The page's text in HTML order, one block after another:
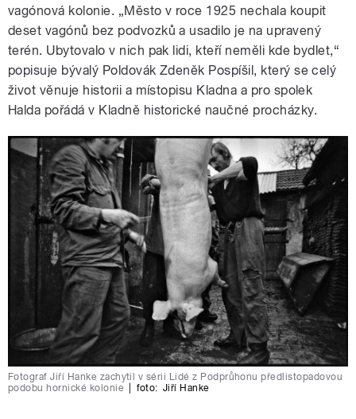
vagónová kolonie. „Město v roce 1925 nechala koupit
deset vagónů bez podvozků a usadilo je na upravený
terén. Ubytovalo v nich pak lidi, kteří neměli kde bydlet,“
popisuje bývalý Poldovák Zdeněk Pospíšil, který se celý
život věnuje historii a místopisu Kladna a pro spolek
Halda pořádá v Kladně historické naučné procházky.
Fotograf Jiří Hanke zachytil v sérii Lidé z Podprůhonu předlistopadovou
podobu hornické kolonie
foto: Jiří Hanke